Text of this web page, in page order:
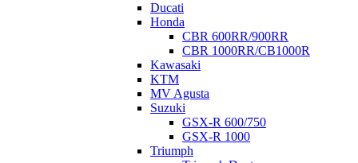
Ducati
Honda
CBR 600RR/900RR
CBR 1000RR/CB1000R
Kawasaki
KTM
MV Agusta
Suzuki
GSX-R 600/750
GSX-R 1000
Triumph